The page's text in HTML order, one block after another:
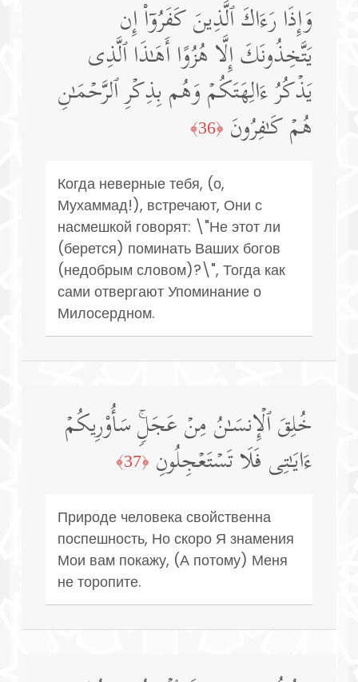
وَإِذَا رَءَاكَ ٱلَّذِینَ كَفَرُوۤا۟ إِن
یَتَّخِذُونَكَ إِلَّا هُزُوًا أَهَـٰذَا ٱلَّذِی
یَذۡكُرُ ءَالِهَتَكُمۡ وَهُم بِذِكۡرِ ٱلرَّحۡمَـٰنِ
هُمۡ كَـٰفِرُونَ ﴿36﴾
Когда неверные тебя, (о,
Мухаммад!), встречают, Они с
насмешкой говорят: \"Не этот ли
(берется) поминать Ваших богов
(недобрым словом)?\", Тогда как
сами отвергают Упоминание о
Милосердном.
خُلِقَ ٱلۡإِنسَـٰنُ مِنۡ عَجَلࣲۚ سَأُو۟رِیكُمۡ
ءَایَـٰتِی فَلَا تَسۡتَعۡجِلُونِ ﴿37﴾
Природе человека свойственна
поспешность, Но скоро Я знамения
Мои вам покажу, (А потому) Меня
не торопите.